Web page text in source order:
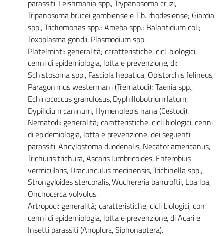
parassiti: Leishmania spp., Trypanosoma cruzi,
Tripanosoma brucei gambiense e T.b. rhodesiense; Giardia
spp., Trichomonas spp.; Ameba spp.; Balantidium coli;
Toxoplasma gondii, Plasmodium spp.
Platelminti: generalità; caratteristiche, cicli biologici,
cenni di epidemiologia, lotta e prevenzione, di:
Schistosoma spp., Fasciola hepatica, Opistorchis felineus,
Paragonimus westermanii (Trematodi); Taenia spp.,
Echinococcus granulosus, Dyphillobotrium latum,
Dypilidium caninum, Hymenolepis nana (Cestodi).
Nematodi: generalità; caratteristiche, cicli biologici, cenni
di epidemiologia, lotta e prevenzione, dei seguenti
parassiti: Ancylostoma duodenalis, Necator americanus,
Trichiuris trichura, Ascaris lumbricoides, Enterobius
vermicularis, Dracunculus medinensis, Trichinella spp.,
Strongyloides stercoralis, Wuchereria bancroftii, Loa loa,
Onchocerca volvolus.
Artropodi: generalità; caratteristiche, cicli biologici, con
cenni di epidemiologia, lotta e prevenzione, di Acari e
Insetti parassiti (Anoplura, Siphonaptera).